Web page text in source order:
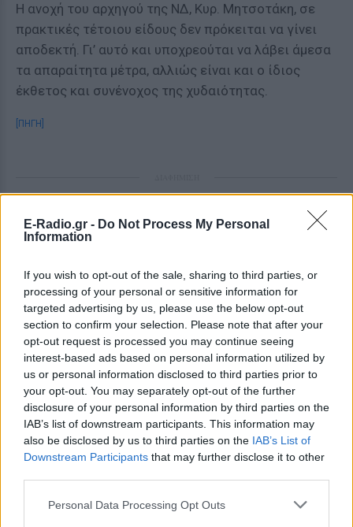
E-Radio.gr - Do Not Process My Personal
Information
If you wish to opt-out of the sale, sharing to third parties, or
processing of your personal or sensitive information for
targeted advertising by us, please use the below opt-out
section to confirm your selection. Please note that after your
opt-out request is processed you may continue seeing
interest-based ads based on personal information utilized by
us or personal information disclosed to third parties prior to
your opt-out. You may separately opt-out of the further
disclosure of your personal information by third parties on the
IAB’s list of downstream participants. This information may
also be disclosed by us to third parties on the IAB’s List of
Downstream Participants that may further disclose it to other
Personal Data Processing Opt Outs
Η ανοχή του αρχηγού της ΝΔ, Κυρ. Μητσοτάκη, σε
πρακτικές τέτοιου είδους δεν πρόκειται να γίνει
αποδεκτή. Γι’ αυτό και υποχρεούται να λάβει άμεσα
τα απαραίτητα μέτρα, αλλιώς είναι και ο ίδιος
έκθετος και συνένοχος της χυδαιότητας.
[ΠΗΓΗ]